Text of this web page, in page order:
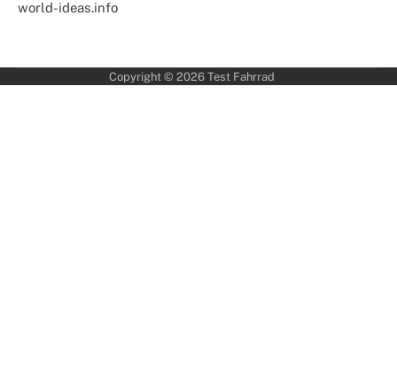
world-ideas.info
Copyright © 2026 Test Fahrrad